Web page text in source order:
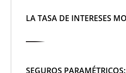
LA TASA DE INTERESES
SEGUROS